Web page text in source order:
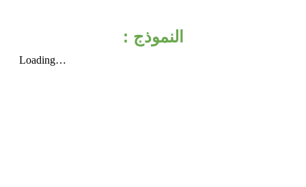
النموذج :